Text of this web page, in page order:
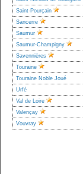
Saint-Pourçain
Sancerre
Saumur
Saumur-Champigny
Savennières
Touraine
Touraine Noble Joué
Urfé
Val de Loire
Valençay
Vouvray